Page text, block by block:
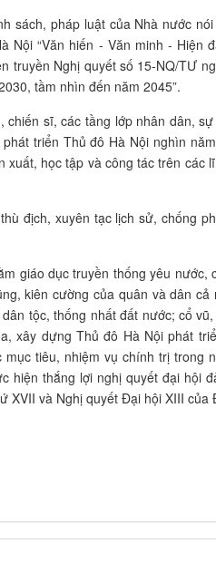
sách, pháp luật của Nhà nước
Nội “Văn hiến - Văn minh - Hiện
truyền Nghị quyết số 15-NQ/TƯ
tầm nhìn đến năm 2045”.
sĩ, các tầng lớp nhân dân,
triển Thủ đô Hà Nội nghìn
học tập và công tác trên các
địch, xuyên tạc lịch sử, chống
giáo dục truyền thống yêu nước,
kiên cường của quân và dân
tộc, thống nhất đất nước; cổ
xây dựng Thủ đô Hà Nội phát
tiêu, nhiệm vụ chính trị trong
hiện thắng lợi nghị quyết đại hội
XVII và Nghị quyết Đại hội XIII của